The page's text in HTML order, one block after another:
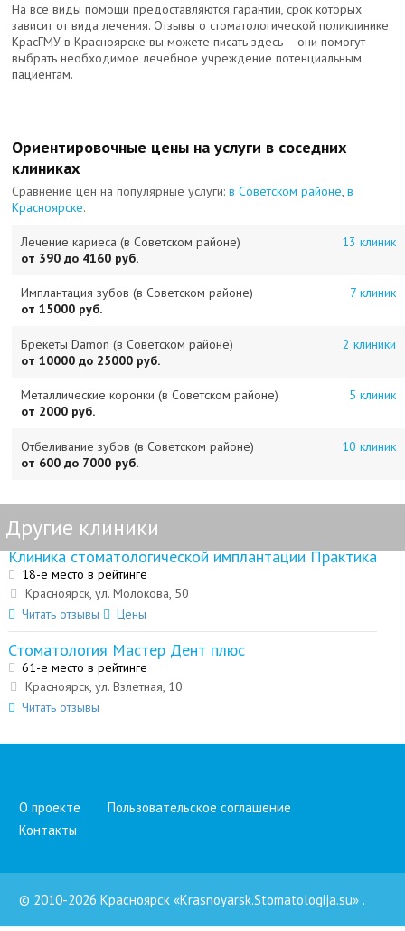
На все виды помощи предоставляются гарантии, срок которых
зависит от вида лечения. Отзывы о стоматологической поликлинике
КрасГМУ в Красноярске вы можете писать здесь – они помогут
выбрать необходимое лечебное учреждение потенциальным
пациентам.
Ориентировочные цены на услуги в соседних
клиниках
Сравнение цен на популярные услуги:в Советском районе,в
Красноярске.
Лечение кариеса (в Советском районе)
13 клиник
от 390 до 4160 руб.
Имплантация зубов (в Советском районе)
7 клиник
от 15000 руб.
Брекеты Damon (в Советском районе)
2 клиники
от 10000 до 25000 руб.
Металлические коронки (в Советском районе)
5 клиник
от 2000 руб.
Отбеливание зубов (в Советском районе)
10 клиник
от 600 до 7000 руб.
Другие клиники
Клиника стоматологической имплантации Практика
18-е место в рейтинге
Красноярск, ул. Молокова, 50
Читать отзывы
Цены
Стоматология Мастер Дент плюс
61-е место в рейтинге
Красноярск, ул. Взлетная, 10
Читать отзывы
О проекте
Пользовательское соглашение
Контакты
© 2010-2026 Красноярск «Krasnoyarsk.Stomatologija.su» .